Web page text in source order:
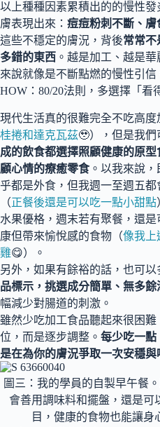
以上種種因素累積出的的慢性
膚表現出來： 痘痘粉刺不斷、
這些不穩定的膚況，背後常常不
多錯的東西 。越是加工、越是
來說就像是不斷點燃的慢性引信
HOW：80/20法則，多選擇「看
現代生活真的很難完全不吃高度
桂捲和達克瓦茲🥹），但是我們
成的飲食都選擇照顧健康的原
顧心情的療癒零食。以我來說，
乎都是外食，但我週一至週五
（正餐後還是可以吃一點小甜點
水果優格，週末若有聚餐，還
康但帶來愉悅感的食物（像我上
雞😋）。
另外，如果有餘裕的話，也可以
品標示，挑選成分簡單、無多
幅減少對腸道的刺激。
雖然少吃加工食品聽起來很困難
位，而是逐步調整。 每少吃一點
是在為你的膚況爭取一次安穩與
圖三：我的學員的自製早午餐
會善用調味料和擺盤，還是可
目，健康的食物也能讓身